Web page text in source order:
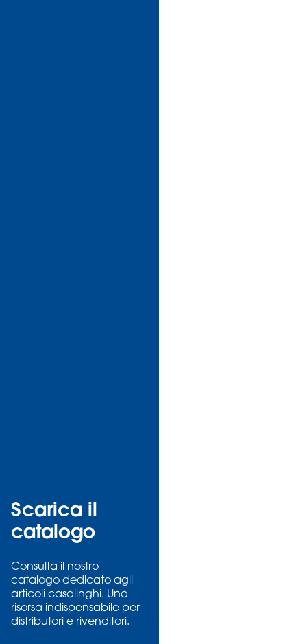
Scarica il
catalogo
Consulta il nostro
catalogo dedicato agli
articoli casalinghi. Una
risorsa indispensabile per
distributori e rivenditori.